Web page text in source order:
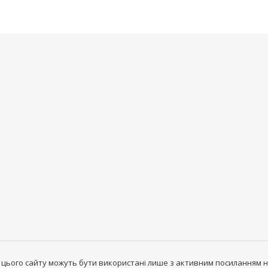
сайту можуть бути використані лише з активним посиланням